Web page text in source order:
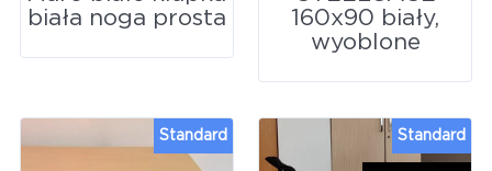
biała noga prosta
160x90 biały,
wyoblone
Standard Standard